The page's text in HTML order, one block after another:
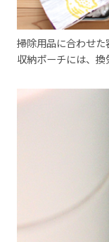
掃除用品に合わせ
収納ポーチには、換